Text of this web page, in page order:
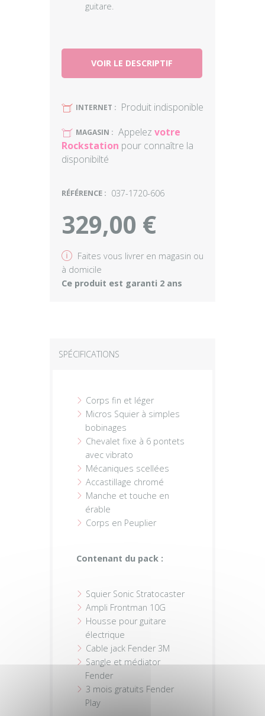
guitare.
VOIR LE DESCRIPTIF
U INTERNET : Produit indisponible
U MAGASIN : Appelez votre
Rockstation pour connaître la
disponibilté
RÉFÉRENCE : 037-1720-606
329,00 €
v Faites vous livrer en magasin ou
à domicile
Ce produit est garanti 2 ans
SPÉCIFICATIONS
Corps fin et léger
Micros Squier à simples
bobinages
Chevalet fixe à 6 pontets
avec vibrato
Mécaniques scellées
Accastillage chromé
Manche et touche en
érable
Corps en Peuplier
Contenant du pack :
Squier Sonic Stratocaster
Ampli Frontman 10G
Housse pour guitare
électrique
Cable jack Fender 3M
Sangle et médiator
Fender
3 mois gratuits Fender
Play